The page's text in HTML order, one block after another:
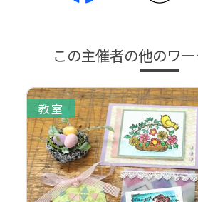
この主催者の他のワ
教室